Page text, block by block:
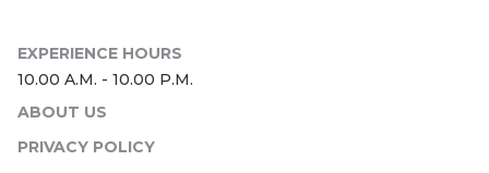
ABOUT US
PRIVACY POLICY